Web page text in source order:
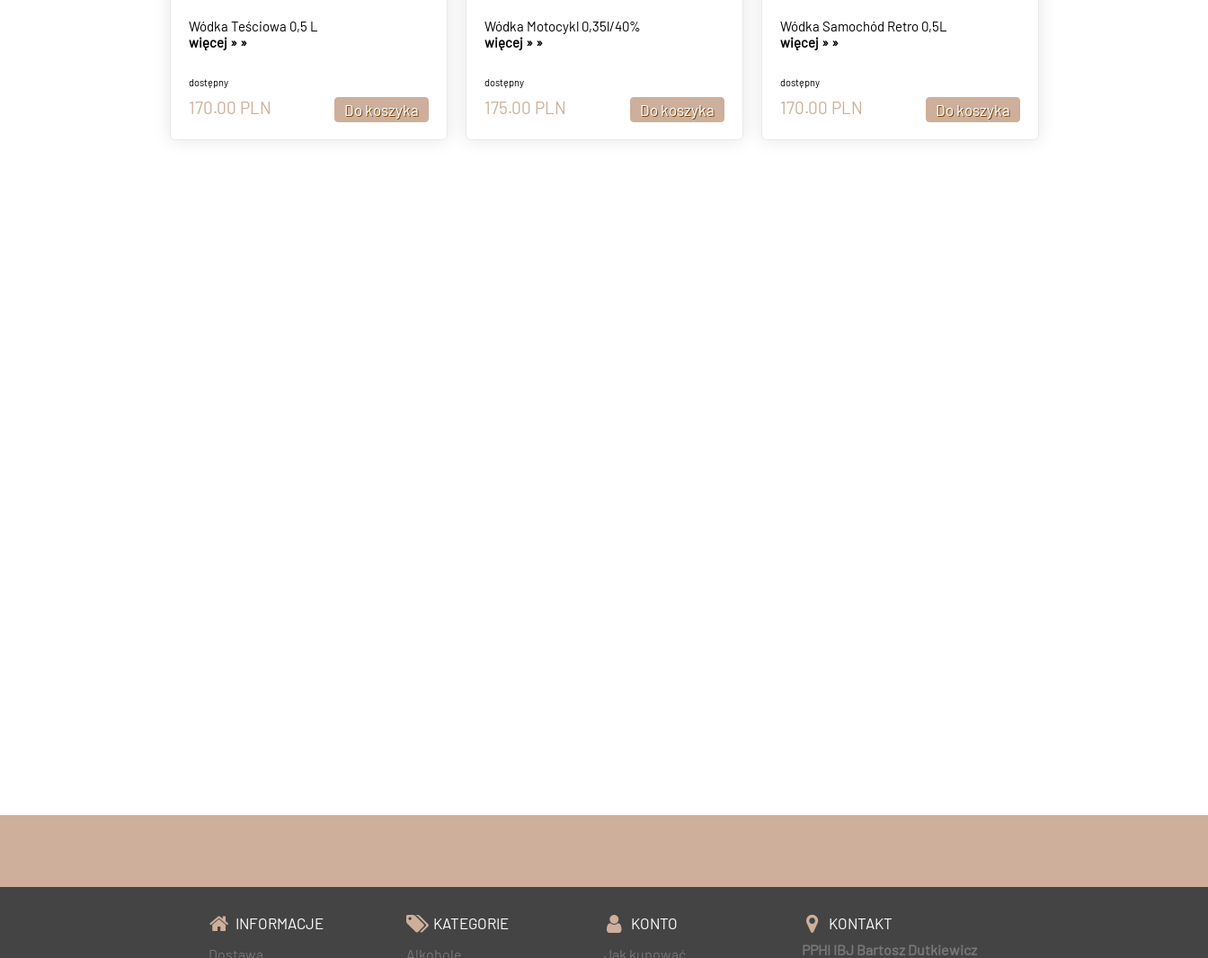
Wódka Teściowa 0,5 L
więcej » »
dostępny
170.00 PLN
Wódka Motocykl 0,35l/40%
więcej » »
dostępny
175.00 PLN
Wódka Samochód Retro 0,5L
więcej » »
dostępny
170.00 PLN
INFORMACJE
Dostawa
KATEGORIE
Alkohole
KONTO
Jak kupować
KONTAKT
PPHI IBJ Bartosz Dutkiewicz